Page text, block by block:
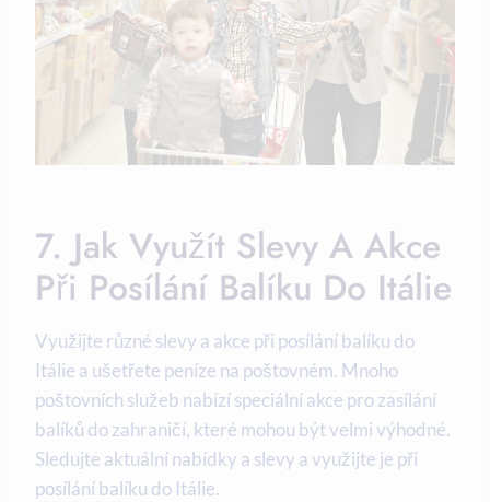
7. Jak Využít Slevy A Akce
Při Posílání Balíku Do Itálie
Využijte různé slevy a akce při posílání balíku do
Itálie a ušetřete peníze na poštovném. Mnoho
poštovních služeb nabízí speciální akce pro zasílání
balíků do zahraničí, které mohou být velmi výhodné.
Sledujte aktuální nabídky a slevy a využijte je při
posílání balíku do Itálie.